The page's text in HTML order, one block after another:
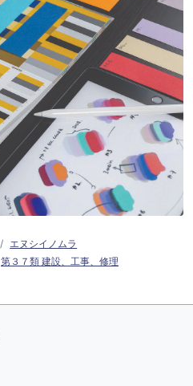
エヌシイノムラ
第３７類 建設、工事、修理